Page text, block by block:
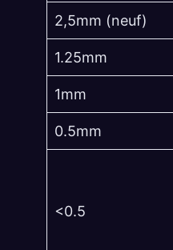
2,5mm (neuf)
1.25mm
1mm
0.5mm
<0.5